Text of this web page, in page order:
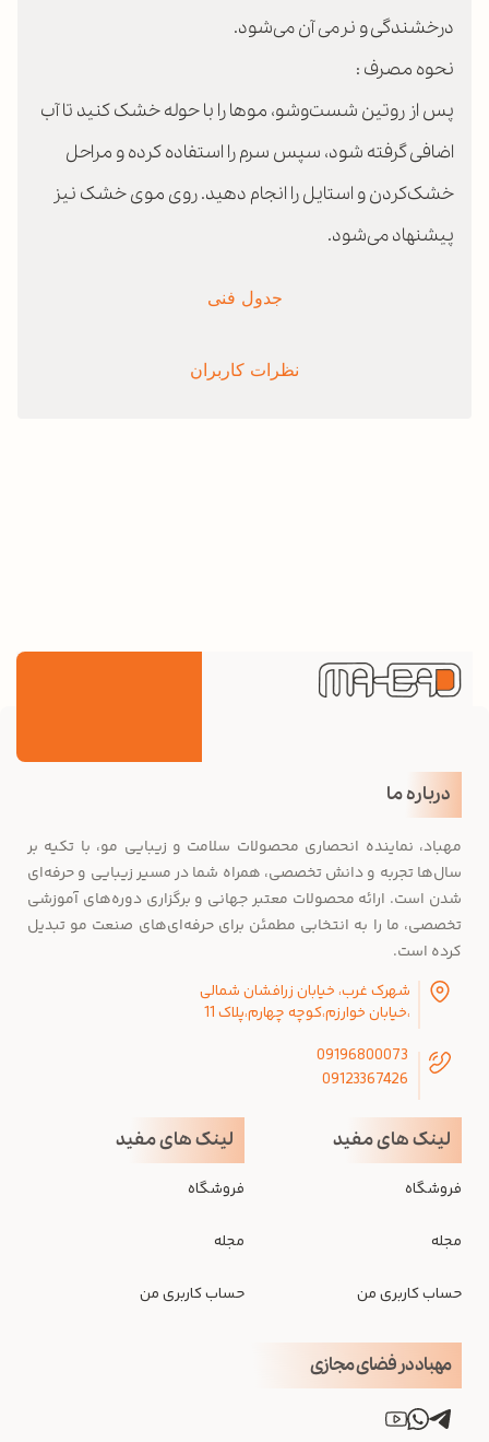
جدول فنی
نظرات کاربران
درخشندگی و نرمی آن می‌شود.
نحوه مصرف :
پس از روتین شست‌وشو، موها را با حوله خشک کنید تا آب
اضافی گرفته شود، سپس سرم را استفاده کرده و مراحل
خشک‌کردن و استایل را انجام دهید. روی موی خشک نیز
پیشنهاد می‌شود.
درباره ما
مهباد، نماینده انحصاری محصولات سلامت و زیبایی مو، با تکیه بر
سال‌ها تجربه و دانش تخصصی، همراه شما در مسیر زیبایی و حرفه‌ای
شدن است. ارائه محصولات معتبر جهانی و برگزاری دوره‌های آموزشی
تخصصی، ما را به انتخابی مطمئن برای حرفه‌ای‌های صنعت مو تبدیل
کرده است.
شهرک غرب، خیابان زرافشان شمالی
،خیابان خوارزم،کوچه چهارم،پلاک 11
09196800073
09123367426
لینک های مفید
فروشگاه
مجله
حساب کاربری من
لینک های مفید
فروشگاه
مجله
حساب کاربری من
مهباد در فضای مجازی